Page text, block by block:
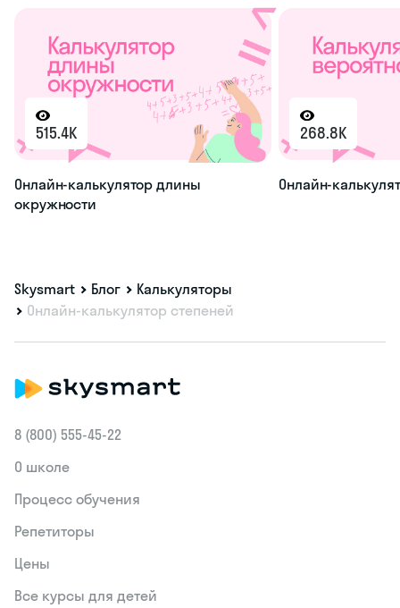
515.4K
Онлайн-калькулятор длины
окружности
268.8K
Онлайн-
Skysmart Блог
Калькуляторы
Онлайн-калькулятор степеней
8 (800) 555‑45-22
О школе
Процесс обучения
Репетиторы
Цены
Все курсы для детей